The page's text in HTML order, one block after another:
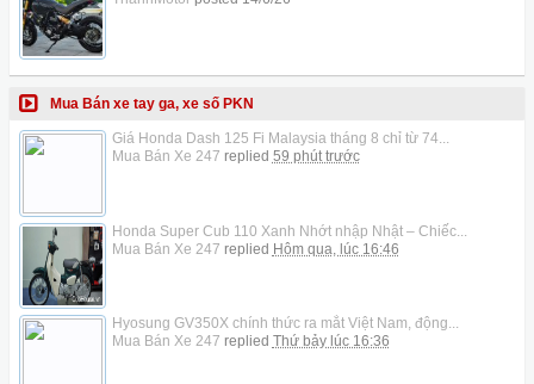
Mua Bán xe tay ga, xe số PKN
Giá Honda Dash 125 Fi Malaysia tháng 8 chỉ từ 74...
Mua Bán Xe 247 replied 59 phút trước
Honda Super Cub 110 Xanh Nhớt nhập Nhật – Chiếc...
Mua Bán Xe 247 replied Hôm qua, lúc 16:46
Hyosung GV350X chính thức ra mắt Việt Nam, động...
Mua Bán Xe 247 replied Thứ bảy lúc 16:36